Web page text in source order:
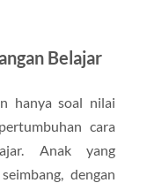
Belajar
hanya soal nilai
cara
Anak yang
dengan